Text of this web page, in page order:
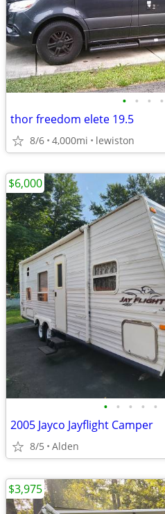
• • • •
thor freedom elete 19.5
8/6 4,000mi lewiston
• • • • •
2005 Jayco Jayflight Camper
8/5 Alden
$6,000
$3,975